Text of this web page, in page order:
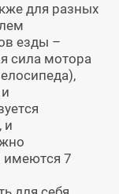
для разных
езды –
сила мотора
и
имеются 7